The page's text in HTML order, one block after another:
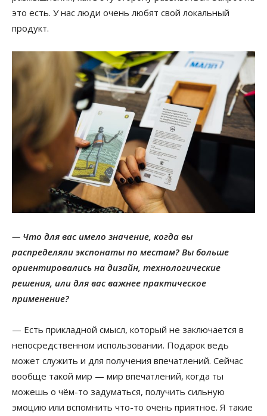
это есть. У нас люди очень любят свой локальный
продукт.
— Что для вас имело значение, когда вы
распределяли экспонаты по местам? Вы больше
ориентировались на дизайн, технологические
решения, или для вас важнее практическое
применение?
— Есть прикладной смысл, который не заключается в
непосредственном использовании. Подарок ведь
может служить и для получения впечатлений. Сейчас
вообще такой мир — мир впечатлений, когда ты
можешь о чём-то задуматься, получить сильную
эмоцию или вспомнить что-то очень приятное. Я такие